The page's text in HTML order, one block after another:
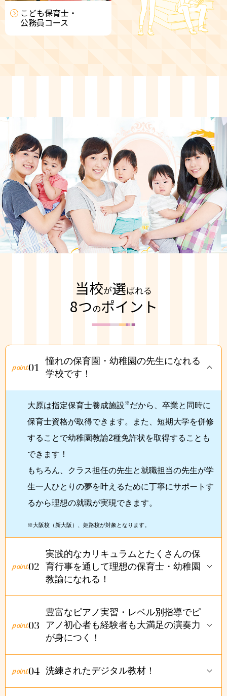
こども保育士・
公務員コース
当校が選ばれる
8つのポイント
01
憧れの保育園・幼稚園の先生になれる
学校です！
大原は指定保育士養成施設※だから、卒業と同時に
保育士資格が取得できます。また、短期大学を併修
することで幼稚園教諭2種免許状を取得することも
できます！
もちろん、クラス担任の先生と就職担当の先生が学
生一人ひとりの夢を叶えるために丁寧にサポートす
るから理想の就職が実現できます。
※大阪校（新大阪）、姫路校が対象となります。
02
実践的なカリキュラムとたくさんの保
育行事を通して理想の保育士・幼稚園
教諭になれる！
03
豊富なピアノ実習・レベル別指導でピ
アノ初心者も経験者も大満足の演奏力
が身につく！
04 洗練されたデジタル教材！